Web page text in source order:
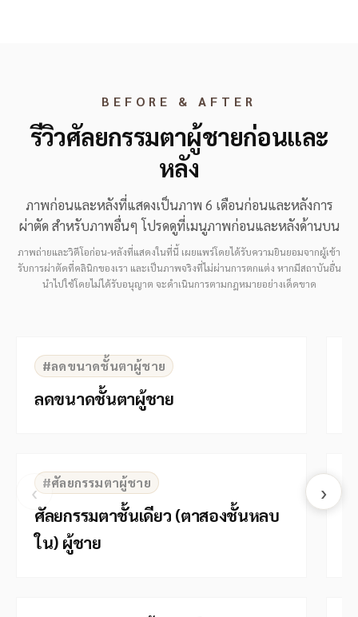
BEFORE & AFTER
รีวิวศัลยกรรมตาผู้ชายก่อนและ
หลัง
ภาพก่อนและหลังที่แสดงเป็นภาพ 6 เดือนก่อนและหลังการ
ผ่าตัด สำหรับภาพอื่นๆ โปรดดูที่เมนูภาพก่อนและหลังด้านบน
ภาพถ่ายและวิดีโอก่อน-หลังที่แสดงในที่นี้ เผยแพร่โดยได้รับความยินยอมจากผู้เข้า
รับการผ่าตัดที่คลินิกของเรา และเป็นภาพจริงที่ไม่ผ่านการตกแต่ง หากมีสถาบันอื่น
นำไปใช้โดยไม่ได้รับอนุญาต จะดำเนินการตามกฎหมายอย่างเด็ดขาด
‹ ›
BEFORE
#ลดขนาดชั้นตาผู้ชาย
ลดขนาดชั้นตาผู้ชาย
BEFORE
#ศัลยกรรมตาผู้ชาย
ศัลยกรรมตาชั้นเดียว (ตาสองชั้นหลบ
ใน) ผู้ชาย